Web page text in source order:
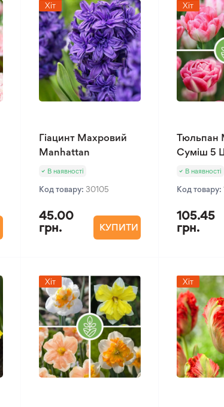
Хіт
Гіацинт Махровий
Manhattan
В наявності
Код товару: 30105
45.00
грн.
КУПИТИ
Хіт
Тюльпан
Суміш 5
В наявності
Код товару:
105.45
грн.
Хіт Хіт